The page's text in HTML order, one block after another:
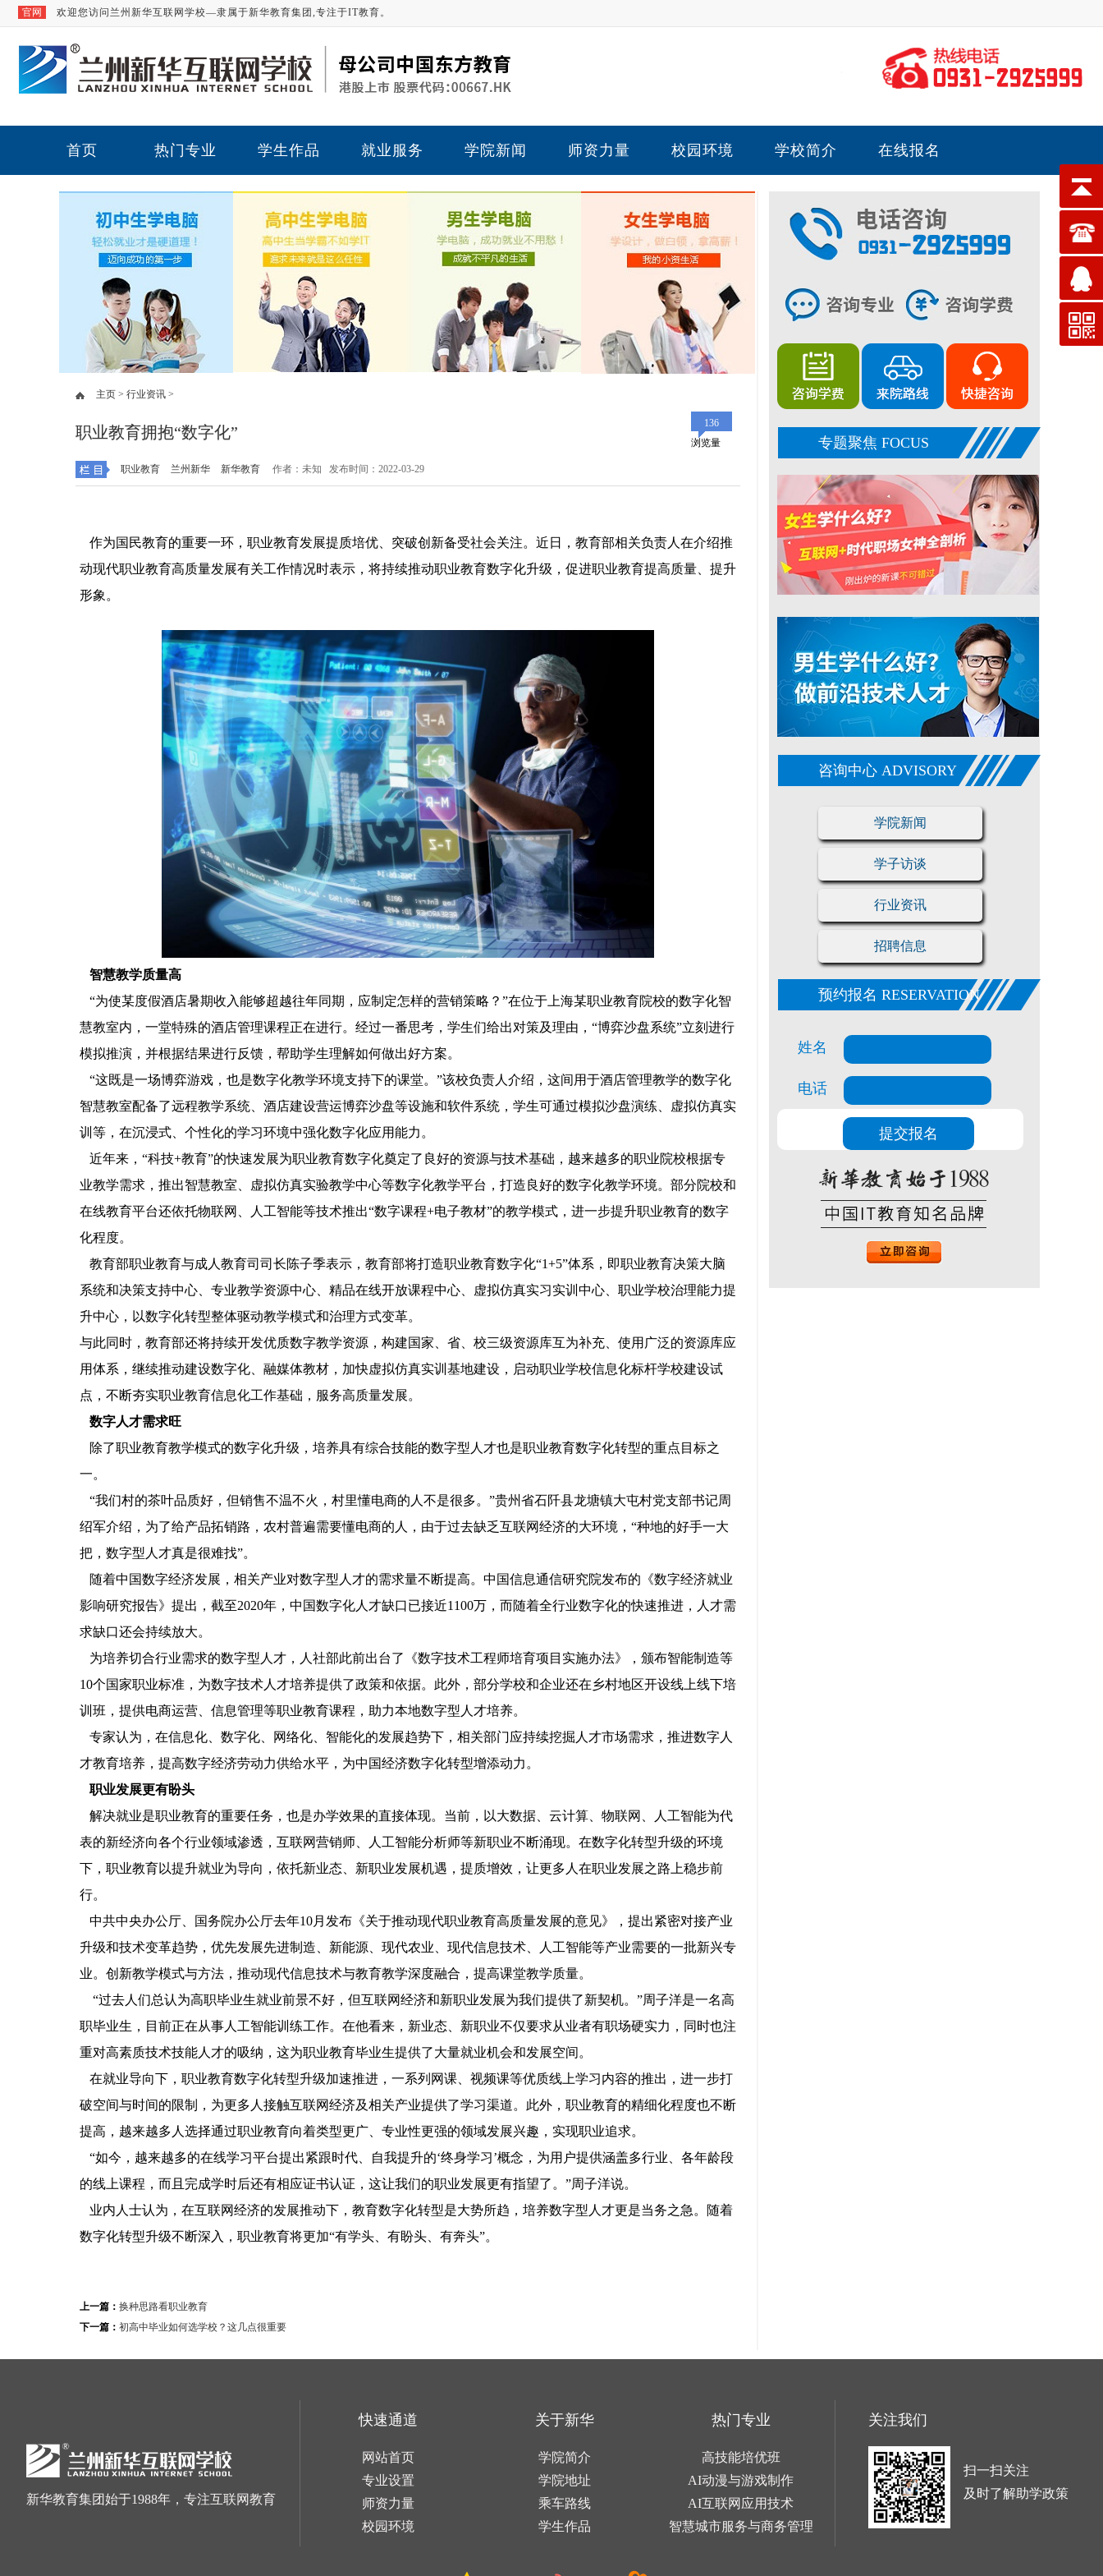
官网 欢迎您访问兰州新华互联网学校—隶属于新华教育集团,专注于IT教育。
首页 热门专业 学生作品 就业服务 学院新闻 师资力量 校园环境 学校简介 在线报名
主页 > 行业资讯 >
136
浏览量
职业教育拥抱“数字化”
职业教育 兰州新华 新华教育 作者：未知 发布时间：2022-03-29
作为国民教育的重要一环，职业教育发展提质培优、突破创新备受社会关注。近日，教育部相关负责人在介绍推
动现代职业教育高质量发展有关工作情况时表示，将持续推动职业教育数字化升级，促进职业教育提高质量、提升
形象。
智慧教学质量高
“为使某度假酒店暑期收入能够超越往年同期，应制定怎样的营销策略？”在位于上海某职业教育院校的数字化智
慧教室内，一堂特殊的酒店管理课程正在进行。经过一番思考，学生们给出对策及理由，“博弈沙盘系统”立刻进行
模拟推演，并根据结果进行反馈，帮助学生理解如何做出好方案。
“这既是一场博弈游戏，也是数字化教学环境支持下的课堂。”该校负责人介绍，这间用于酒店管理教学的数字化
智慧教室配备了远程教学系统、酒店建设营运博弈沙盘等设施和软件系统，学生可通过模拟沙盘演练、虚拟仿真实
训等，在沉浸式、个性化的学习环境中强化数字化应用能力。
近年来，“科技+教育”的快速发展为职业教育数字化奠定了良好的资源与技术基础，越来越多的职业院校根据专
业教学需求，推出智慧教室、虚拟仿真实验教学中心等数字化教学平台，打造良好的数字化教学环境。部分院校和
在线教育平台还依托物联网、人工智能等技术推出“数字课程+电子教材”的教学模式，进一步提升职业教育的数字
化程度。
教育部职业教育与成人教育司司长陈子季表示，教育部将打造职业教育数字化“1+5”体系，即职业教育决策大脑
系统和决策支持中心、专业教学资源中心、精品在线开放课程中心、虚拟仿真实习实训中心、职业学校治理能力提
升中心，以数字化转型整体驱动教学模式和治理方式变革。
与此同时，教育部还将持续开发优质数字教学资源，构建国家、省、校三级资源库互为补充、使用广泛的资源库应
用体系，继续推动建设数字化、融媒体教材，加快虚拟仿真实训基地建设，启动职业学校信息化标杆学校建设试
点，不断夯实职业教育信息化工作基础，服务高质量发展。
数字人才需求旺
除了职业教育教学模式的数字化升级，培养具有综合技能的数字型人才也是职业教育数字化转型的重点目标之
一。
“我们村的茶叶品质好，但销售不温不火，村里懂电商的人不是很多。”贵州省石阡县龙塘镇大屯村党支部书记周
绍军介绍，为了给产品拓销路，农村普遍需要懂电商的人，由于过去缺乏互联网经济的大环境，“种地的好手一大
把，数字型人才真是很难找”。
随着中国数字经济发展，相关产业对数字型人才的需求量不断提高。中国信息通信研究院发布的《数字经济就业
影响研究报告》提出，截至2020年，中国数字化人才缺口已接近1100万，而随着全行业数字化的快速推进，人才需
求缺口还会持续放大。
为培养切合行业需求的数字型人才，人社部此前出台了《数字技术工程师培育项目实施办法》，颁布智能制造等
10个国家职业标准，为数字技术人才培养提供了政策和依据。此外，部分学校和企业还在乡村地区开设线上线下培
训班，提供电商运营、信息管理等职业教育课程，助力本地数字型人才培养。
专家认为，在信息化、数字化、网络化、智能化的发展趋势下，相关部门应持续挖掘人才市场需求，推进数字人
才教育培养，提高数字经济劳动力供给水平，为中国经济数字化转型增添动力。
职业发展更有盼头
解决就业是职业教育的重要任务，也是办学效果的直接体现。当前，以大数据、云计算、物联网、人工智能为代
表的新经济向各个行业领域渗透，互联网营销师、人工智能分析师等新职业不断涌现。在数字化转型升级的环境
下，职业教育以提升就业为导向，依托新业态、新职业发展机遇，提质增效，让更多人在职业发展之路上稳步前
行。
中共中央办公厅、国务院办公厅去年10月发布《关于推动现代职业教育高质量发展的意见》，提出紧密对接产业
升级和技术变革趋势，优先发展先进制造、新能源、现代农业、现代信息技术、人工智能等产业需要的一批新兴专
业。创新教学模式与方法，推动现代信息技术与教育教学深度融合，提高课堂教学质量。
“过去人们总认为高职毕业生就业前景不好，但互联网经济和新职业发展为我们提供了新契机。”周子洋是一名高
职毕业生，目前正在从事人工智能训练工作。在他看来，新业态、新职业不仅要求从业者有职场硬实力，同时也注
重对高素质技术技能人才的吸纳，这为职业教育毕业生提供了大量就业机会和发展空间。
在就业导向下，职业教育数字化转型升级加速推进，一系列网课、视频课等优质线上学习内容的推出，进一步打
破空间与时间的限制，为更多人接触互联网经济及相关产业提供了学习渠道。此外，职业教育的精细化程度也不断
提高，越来越多人选择通过职业教育向着类型更广、专业性更强的领域发展兴趣，实现职业追求。
“如今，越来越多的在线学习平台提出紧跟时代、自我提升的‘终身学习’概念，为用户提供涵盖多行业、各年龄段
的线上课程，而且完成学时后还有相应证书认证，这让我们的职业发展更有指望了。”周子洋说。
业内人士认为，在互联网经济的发展推动下，教育数字化转型是大势所趋，培养数字型人才更是当务之急。随着
数字化转型升级不断深入，职业教育将更加“有学头、有盼头、有奔头”。
上一篇： 换种思路看职业教育
下一篇： 初高中毕业如何选学校？这几点很重要
专题聚焦 FOCUS
咨询中心 ADVISORY
学院新闻
学子访谈
行业资讯
招聘信息
预约报名 RESERVATION
姓名
电话
新华教育集团始于1988年，专注互联网教育
快速通道
网站首页
专业设置
师资力量
校园环境
关于新华
学院简介
学院地址
乘车路线
学生作品
热门专业
高技能培优班
AI动漫与游戏制作
AI互联网应用技术
智慧城市服务与商务管理
关注我们
扫一扫关注
及时了解助学政策